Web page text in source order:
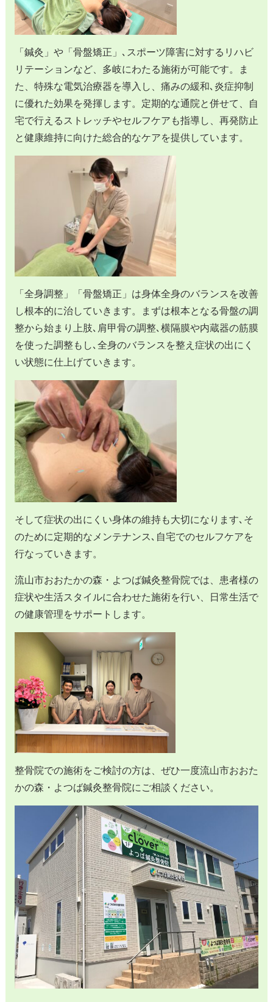
「鍼灸」や「骨盤矯正」､スポーツ障害に対するリハビ
リテーションなど、多岐にわたる施術が可能です。ま
た、特殊な電気治療器を導入し、痛みの緩和､炎症抑制
に優れた効果を発揮します。定期的な通院と併せて、自
宅で行えるストレッチやセルフケアも指導し、再発防止
と健康維持に向けた総合的なケアを提供しています。
「全身調整」「骨盤矯正」は身体全身のバランスを改善
し根本的に治していきます。まずは根本となる骨盤の調
整から始まり上肢､肩甲骨の調整､横隔膜や内蔵器の筋膜
を使った調整もし､全身のバランスを整え症状の出にく
い状態に仕上げていきます。
そして症状の出にくい身体の維持も大切になります､そ
のために定期的なメンテナンス､自宅でのセルフケアを
行なっていきます。
流山市おおたかの森・よつば鍼灸整骨院では、患者様の
症状や生活スタイルに合わせた施術を行い、日常生活で
の健康管理をサポートします。
整骨院での施術をご検討の方は、ぜひ一度流山市おおた
かの森・よつば鍼灸整骨院にご相談ください。